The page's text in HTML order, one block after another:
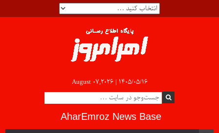
August 07,2026 | ۱۴۰۵/۰۵/۱۶
AharEmroz News Base